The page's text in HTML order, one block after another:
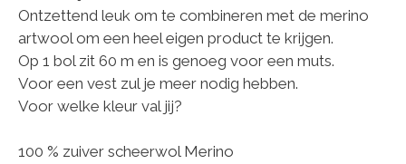
Ontzettend leuk om te combineren met de merino
artwool om een heel eigen product te krijgen.
Op 1 bol zit 60 m en is genoeg voor een muts.
Voor een vest zul je meer nodig hebben.
Voor welke kleur val jij?
100 % zuiver scheerwol Merino